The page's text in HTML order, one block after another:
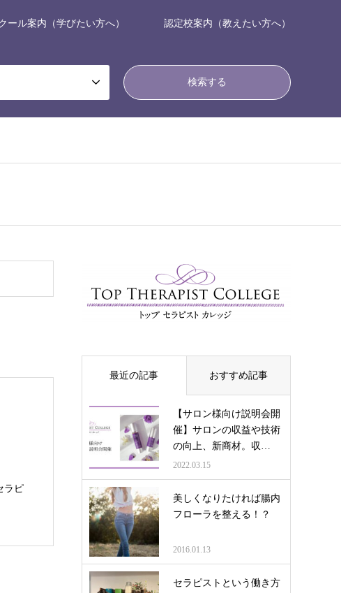
ール案内（学びたい方へ） 認定校案内（教えたい方へ）
ラピ
最近の記事 おすすめ記事
【サロン様向け説明会開
催】サロンの収益や技術
の向上、新商材。収…
2022.03.15
美しくなりたければ腸内
フローラを整える！？
2016.01.13
セラピストという働き方